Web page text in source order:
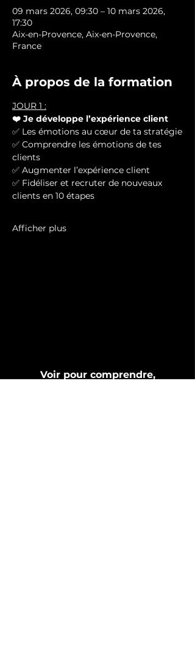
09 mars 2026, 09:30 – 10 mars 2026,
17:30
Aix-en-Provence, Aix-en-Provence,
France
À propos de la formation
JOUR 1 :
❤️ Je développe l’expérience client
✅ Les émotions au cœur de ta stratégie
✅ Comprendre les émotions de tes
clients
✅ Augmenter l’expérience client
✅ Fidéliser et recruter de nouveaux
clients en 10 étapes
Afficher plus
Voir pour comprendre,